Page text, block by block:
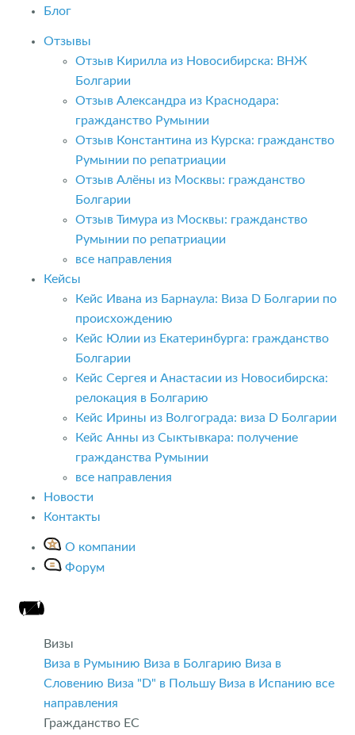
Блог
Отзывы
Отзыв Кирилла из Новосибирска: ВНЖ
Болгарии
Отзыв Александра из Краснодара:
гражданство Румынии
Отзыв Константина из Курска: гражданство
Румынии по репатриации
Отзыв Алёны из Москвы: гражданство
Болгарии
Отзыв Тимура из Москвы: гражданство
Румынии по репатриации
все направления
Кейсы
Кейс Ивана из Барнаула: Виза D Болгарии по
происхождению
Кейс Юлии из Екатеринбурга: гражданство
Болгарии
Кейс Сергея и Анастасии из Новосибирска:
релокация в Болгарию
Кейс Ирины из Волгограда: виза D Болгарии
Кейс Анны из Сыктывкара: получение
гражданства Румынии
все направления
Новости
Контакты
О компании
Форум
Визы
Виза в Румынию Виза в Болгарию Виза в
Словению Виза "D" в Польшу Виза в Испанию все
направления
Гражданство ЕС